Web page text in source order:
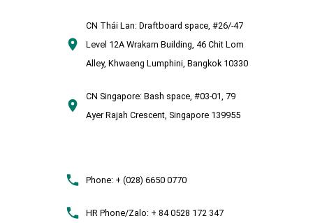
CN Thái Lan: Draftboard space, #26/-47
Level 12A Wrakarn Building, 46 Chit Lom
Alley, Khwaeng Lumphini, Bangkok 10330
CN Singapore: Bash space, #03-01, 79
Ayer Rajah Crescent, Singapore 139955
Phone:+ (028) 6650 0770
HR Phone/Zalo:+ 84 0528 172 347